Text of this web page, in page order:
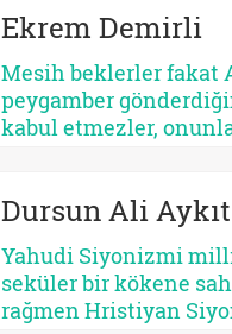
olarak düşünürken,
ideolojilerde yaşamaya
ettiğini savunur.
Ekrem Demirli
Mesih beklerler fakat
peygamber
kabul etmezler,
ayak sürürler.
bunu düşünmek
Beklediklerini iddia
kurtarıcı gelse onu da
tanımayacaklardır.
Dursun Ali Aykıt
Yahudi Siyonizmi
seküler bir kökene
rağmen Hristiyan